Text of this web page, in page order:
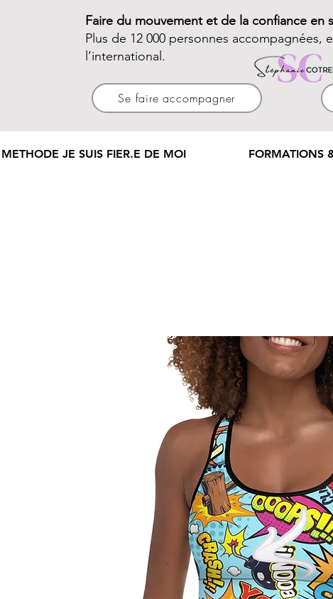
Faire du mouvement et de la confiance en
Plus de 12 000 personnes accompagnées,
l’international.
Se faire accompagner
METHODE JE SUIS FIER.E DE MOI FORMATIONS